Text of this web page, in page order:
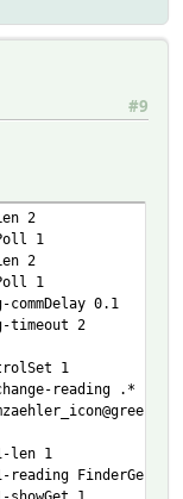
#9
2
1
2
1
0.1
timeout 2
1
reading .*
len 1